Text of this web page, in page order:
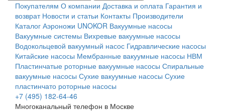
Покупателям О компании Доставка и оплата Гарантия и
возврат Новости и статьи Контакты Производители
Каталог Аэроножи UNOKOR Вакуумные насосы
Вакуумные системы Вихревые вакуумные насосы
Водокольцевой вакуумный насос Гидравлические насосы
Китайские насосы Мембранные вакуумные насосы НВМ
Пластинчатые роторные вакуумные насосы Спиральные
вакуумные насосы Сухие вакуумные насосы Сухие
пластинчато роторные насосы
+7 (495) 182-64-46
Многоканальный телефон в Москве